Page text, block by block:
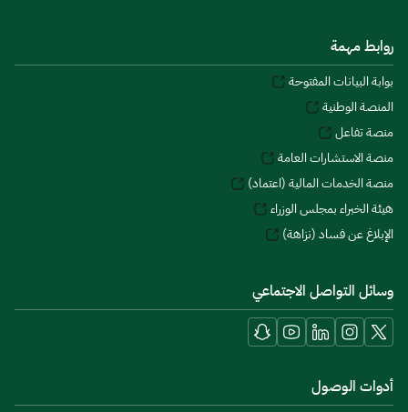
روابط مهمة
بوابة البيانات المفتوحة
المنصة الوطنية
منصة تفاعل
منصة الاستشارات العامة
منصة الخدمات المالية (اعتماد)
هيئة الخبراء بمجلس الوزراء
الإبلاغ عن فساد (نزاهة)
وسائل التواصل الاجتماعي
أدوات الوصول